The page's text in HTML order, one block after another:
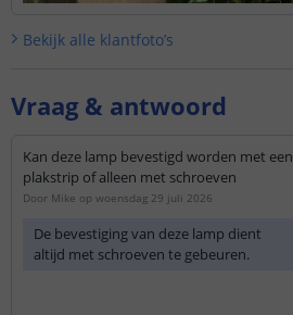
Bekijk alle klantfoto’s
Vraag & antwoord
Kan deze lamp bevestigd worden met een
plakstrip of alleen met schroeven
Door Mike op woensdag 29 juli 2026
De bevestiging van deze lamp dient
altijd met schroeven te gebeuren.